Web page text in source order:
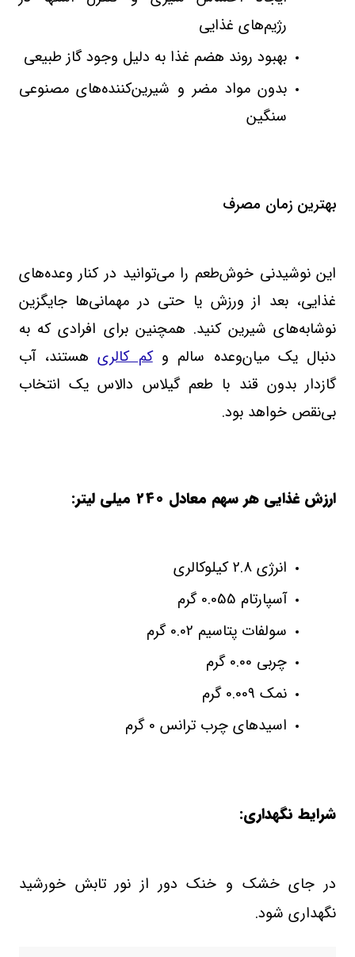
رژیم‌های غذایی
بهبود روند هضم غذا به دلیل وجود گاز طبیعی
بدون مواد مضر و شیرین‌کننده‌های مصنوعی
سنگین
بهترین زمان مصرف
این نوشیدنی خوش‌طعم را می‌توانید در کنار وعده‌های
غذایی، بعد از ورزش یا حتی در مهمانی‌ها جایگزین
نوشابه‌های شیرین کنید. همچنین برای افرادی که به
دنبال یک میان‌وعده سالم وکم‌ کالریهستند، آب
گازدار بدون قند با طعم گیلاس دالاس یک انتخاب
بی‌نقص خواهد بود.
ارزش غذایی هر سهم معادل 240 میلی لیتر:
انرژی 2.8 کیلوکالری
آسپارتام 0.055 گرم
سولفات پتاسیم 0.02 گرم
چربی 0.00 گرم
نمک 0.009 گرم
اسیدهای چرب ترانس 0 گرم
شرایط نگهداری:
در جای خشک و خنک دور از نور تابش خورشید
نگهداری شود.